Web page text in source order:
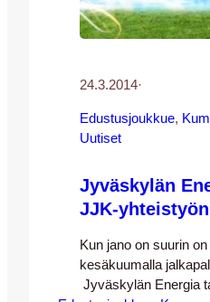
24.3.2014·
Edustusjoukkue,
Uutiset
Jyväskylän
JJK-yhteistyön
Kun jano on suurin
kesäkuumalla
Jyväskylän Energia